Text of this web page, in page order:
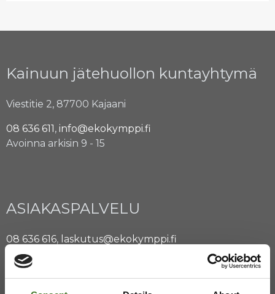
Kainuun jätehuollon kuntayhtymä
Viestitie 2, 87700 Kajaani
08 636 611, info@ekokymppi.fi
Avoinna arkisin 9 - 15
ASIAKASPALVELU
08 636 616, laskutus@ekokymppi.fi
Avoinna arkisin 9 - 17
Majasaaren jätekeskus